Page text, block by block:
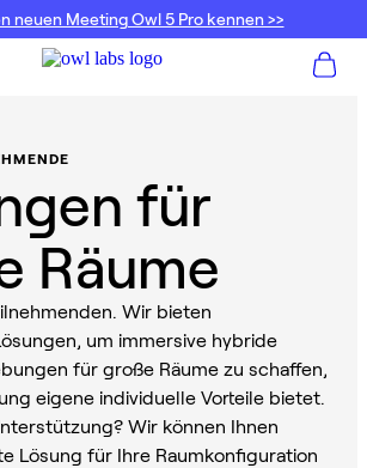
neuen Meeting Owl 5 Pro kennen >>
für
Räume
Wir bieten
um immersive hybride
für große Räume zu schaffen,
eigene individuelle Vorteile bietet.
Wir können Ihnen
Lösung für Ihre Raumkonfiguration